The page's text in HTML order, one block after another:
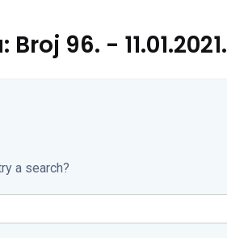
Broj 96. - 11.01.2021.
a search?